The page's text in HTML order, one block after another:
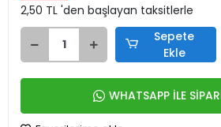
2,50 TL 'den başlayan taksitlerle
Sepete
Ekle
WHATSAPP İLE